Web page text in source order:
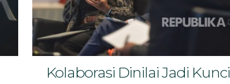
Kolaborasi Dinilai Jadi Kunci